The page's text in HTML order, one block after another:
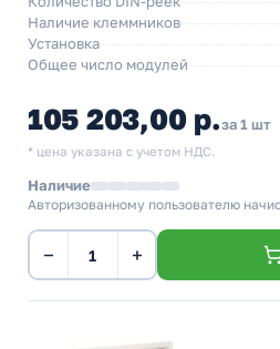
Наличие клеммников
Установка
Общее число модулей
105 203,00 р.за 1 шт
* цена указана с учетом НДС.
Наличие
Авторизованному пользователю
− +